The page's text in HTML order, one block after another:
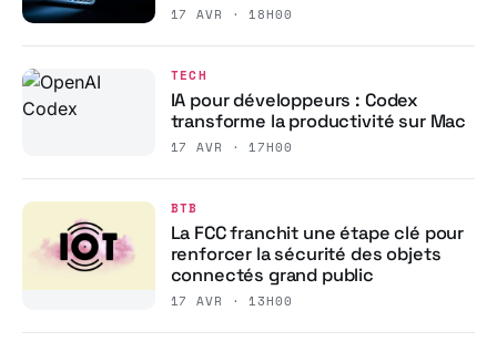
17 AVR · 18H00
TECH
IA pour développeurs : Codex
transforme la productivité sur Mac
17 AVR · 17H00
BTB
La FCC franchit une étape clé pour
renforcer la sécurité des objets
connectés grand public
17 AVR · 13H00